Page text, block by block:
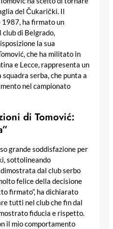
del Čukarički. Il
1987, ha firmato un
club di Belgrado,
la sua
che ha militato in
e Lecce, rappresenta un
serba, che punta a
nel campionato
di Tomović:
grande soddisfazione per
sottolineando
dal club serbo
felice della decisione
firmato”, ha dichiarato
tutti nel club che fin dal
fiducia e rispetto.
il mio comportamento